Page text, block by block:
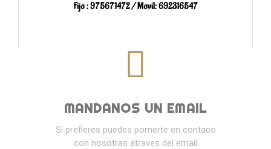
Fijo : 975671472 / Movil: 692316547
MANDANOS UN EMAIL
Si prefieres puedes pornerte en contaco
con nosotras atraves del email